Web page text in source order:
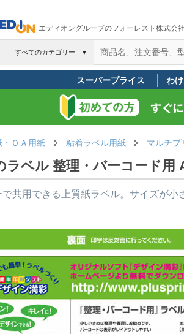
エディオングループのフォーレスト株式会
すべてのカテゴリー ▼
スーパープライス わ
・ＯＡ用紙 粘着ラベル用紙 マルチプ
ラベル 整理・バーコード用
共用できる上質紙ラベル。サイズが小